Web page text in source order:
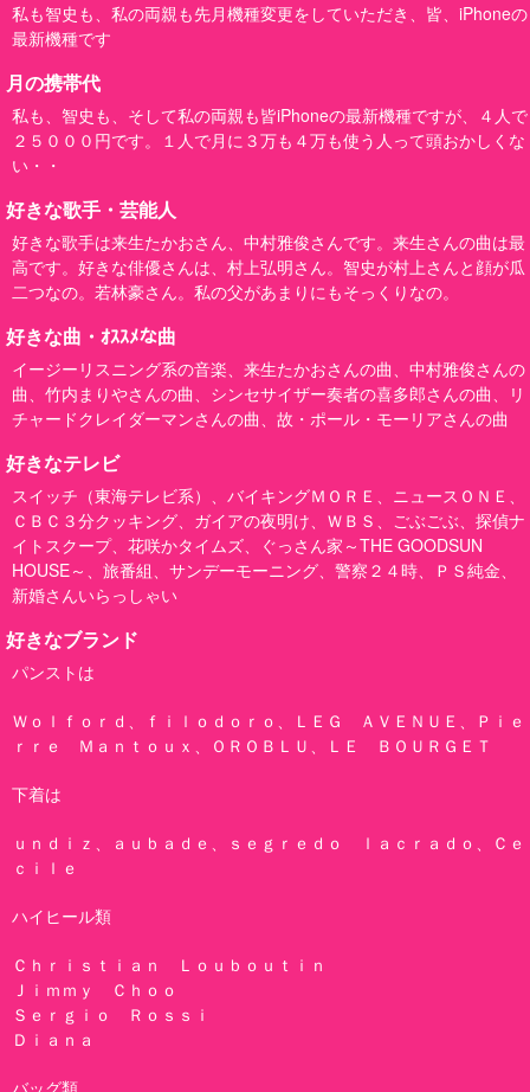
私も智史も、私の両親も先月機種変更をしていただき、皆、iPhoneの
最新機種です
月の携帯代
私も、智史も、そして私の両親も皆iPhoneの最新機種ですが、４人で
２５０００円です。１人で月に３万も４万も使う人って頭おかしくな
い・・
好きな歌手・芸能人
好きな歌手は来生たかおさん、中村雅俊さんです。来生さんの曲は最
高です。好きな俳優さんは、村上弘明さん。智史が村上さんと顔が瓜
二つなの。若林豪さん。私の父があまりにもそっくりなの。
好きな曲・ｵｽｽﾒな曲
イージーリスニング系の音楽、来生たかおさんの曲、中村雅俊さんの
曲、竹内まりやさんの曲、シンセサイザー奏者の喜多郎さんの曲、リ
チャードクレイダーマンさんの曲、故・ポール・モーリアさんの曲
好きなテレビ
スイッチ（東海テレビ系）、バイキングＭＯＲＥ、ニュースＯＮＥ、
ＣＢＣ３分クッキング、ガイアの夜明け、ＷＢＳ、ごぶごぶ、探偵ナ
イトスクープ、花咲かタイムズ、ぐっさん家～THE GOODSUN
HOUSE～、旅番組、サンデーモーニング、警察２４時、ＰＳ純金、
新婚さんいらっしゃい
好きなブランド
パンストは
Ｗｏｌｆｏｒｄ、ｆｉｌｏｄｏｒｏ、ＬＥＧ ＡＶＥＮＵＥ、Ｐｉｅ
ｒｒｅ Ｍａｎｔｏｕｘ、ＯＲＯＢＬＵ、ＬＥ ＢＯＵＲＧＥＴ
下着は
ｕｎｄｉｚ、ａｕｂａｄｅ、ｓｅｇｒｅｄｏ ｌａｃｒａｄｏ、Ｃｅ
ｃｉｌｅ
ハイヒール類
Ｃｈｒｉｓｔｉａｎ Ｌｏｕｂｏｕｔｉｎ
Ｊｉｍｍｙ Ｃｈｏｏ
Ｓｅｒｇｉｏ Ｒｏｓｓｉ
Ｄｉａｎａ
バッグ類